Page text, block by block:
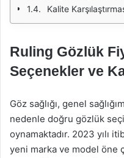
Kalite
Ruling Gözlük
Seçenekler ve
Göz sağlığı, genel
nedenle doğru gözlük
oynamaktadır. 2023 yılı
yeni marka ve model öne